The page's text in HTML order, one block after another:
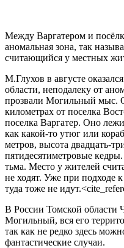
Между Варгатером и
аномальная зона, так
считающийся у местных
М.Глухов в августе
области, неподалеку от
прозвали Могильный мыс.
километрах от поселка
поселка Варгатер. Оно
как какой-то утюг или
метров, высота двадцать-
пятидесятиметровые
тьма. Место у жителей
не ходят. Уже при подходе
туда тоже не
В России Томской области
Могильный, вся его
так как не редко здесь
фантастические случаи.